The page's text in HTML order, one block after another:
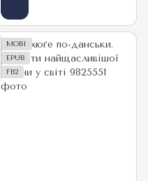
MOBI
EPUB
FB2